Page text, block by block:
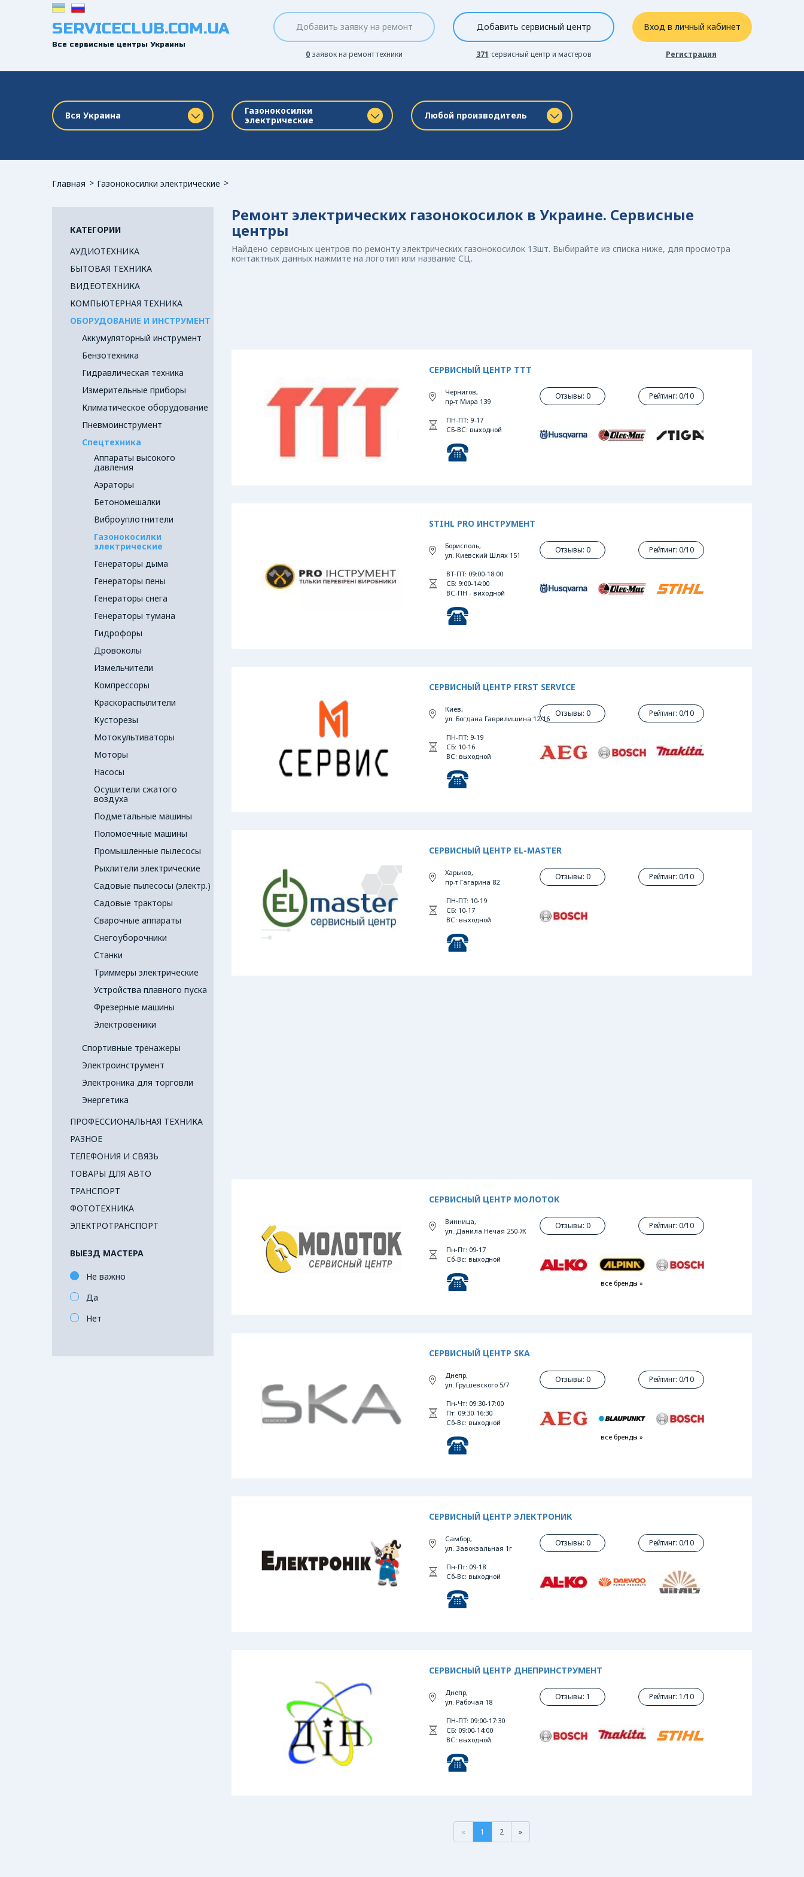
SERVICECLUB.COM.UA
Все сервисные центры Украины
Добавить заявку на ремонт
0 заявок на ремонт техники
Добавить сервисный центр
371 сервисный центр и мастеров
Вход в личный кабинет
Регистрация
Вся Украина
Газонокосилки
электрические
Любой производитель
Главная Газонокосилки электрические
КАТЕГОРИИ
АУДИОТЕХНИКА
БЫТОВАЯ ТЕХНИКА
ВИДЕОТЕХНИКА
КОМПЬЮТЕРНАЯ ТЕХНИКА
ОБОРУДОВАНИЕ И ИНСТРУМЕНТ
Аккумуляторный инструмент
Бензотехника
Гидравлическая техника
Измерительные приборы
Климатическое оборудование
Пневмоинструмент
Спецтехника
Аппараты высокого
давления
Аэраторы
Бетономешалки
Виброуплотнители
Газонокосилки
электрические
Генераторы дыма
Генераторы пены
Генераторы снега
Генераторы тумана
Гидрофоры
Дровоколы
Измельчители
Компрессоры
Краскораспылители
Кусторезы
Мотокультиваторы
Моторы
Насосы
Осушители сжатого
воздуха
Подметальные машины
Поломоечные машины
Промышленные пылесосы
Рыхлители электрические
Садовые пылесосы (электр.)
Садовые тракторы
Сварочные аппараты
Снегоуборочники
Станки
Триммеры электрические
Устройства плавного пуска
Фрезерные машины
Электровеники
Спортивные тренажеры
Электроинструмент
Электроника для торговли
Энергетика
ПРОФЕССИОНАЛЬНАЯ ТЕХНИКА
РАЗНОЕ
ТЕЛЕФОНИЯ И СВЯЗЬ
ТОВАРЫ ДЛЯ АВТО
ТРАНСПОРТ
ФОТОТЕХНИКА
ЭЛЕКТРОТРАНСПОРТ
ВЫЕЗД МАСТЕРА
Не важно
Да
Нет
Ремонт электрических газонокосилок в Украине. Сервисные
центры
Найдено сервисных центров по ремонту электрических газонокосилок 13шт. Выбирайте из списка ниже, для просмотра
контактных данных нажмите на логотип или название СЦ.
СЕРВИСНЫЙ ЦЕНТР ТТТ
Чернигов,
пр-т Мира 139
ПН-ПТ: 9-17
СБ-ВС: выходной
Отзывы: 0 Рейтинг: 0/10
STIHL PRO ИНСТРУМЕНТ
Борисполь,
ул. Киевский Шлях 151
ВТ-ПТ: 09:00-18:00
СБ: 9:00-14:00
ВС-ПН - виходной
Отзывы: 0 Рейтинг: 0/10
СЕРВИСНЫЙ ЦЕНТР FIRST SERVICE
Киев,
ул. Богдана Гаврилишина 12/16
ПН-ПТ: 9-19
СБ: 10-16
ВС: выходной
Отзывы: 0 Рейтинг: 0/10
СЕРВИСНЫЙ ЦЕНТР EL-MASTER
Харьков,
пр-т Гагарина 82
ПН-ПТ: 10-19
СБ: 10-17
ВС: выходной
Отзывы: 0 Рейтинг: 0/10
СЕРВИСНЫЙ ЦЕНТР МОЛОТОК
Винница,
ул. Данила Нечая 250-Ж
Пн-Пт: 09-17
Сб-Вс: выходной
Отзывы: 0 Рейтинг: 0/10
все бренды »
СЕРВИСНЫЙ ЦЕНТР SKA
Днепр,
ул. Грушевского 5/7
Пн-Чт: 09:30-17:00
Пт: 09:30-16:30
Сб-Вс: выходной
Отзывы: 0 Рейтинг: 0/10
все бренды »
СЕРВИСНЫЙ ЦЕНТР ЭЛЕКТРОНИК
Самбор,
ул. Завокзальная 1г
Пн-Пт: 09-18
Сб-Вс: выходной
Отзывы: 0 Рейтинг: 0/10
СЕРВИСНЫЙ ЦЕНТР ДНЕПРИНСТРУМЕНТ
Днепр,
ул. Рабочая 18
ПН-ПТ: 09:00-17:30
СБ: 09:00-14:00
ВС: выходной
Отзывы: 1 Рейтинг: 1/10
« 1 2 »